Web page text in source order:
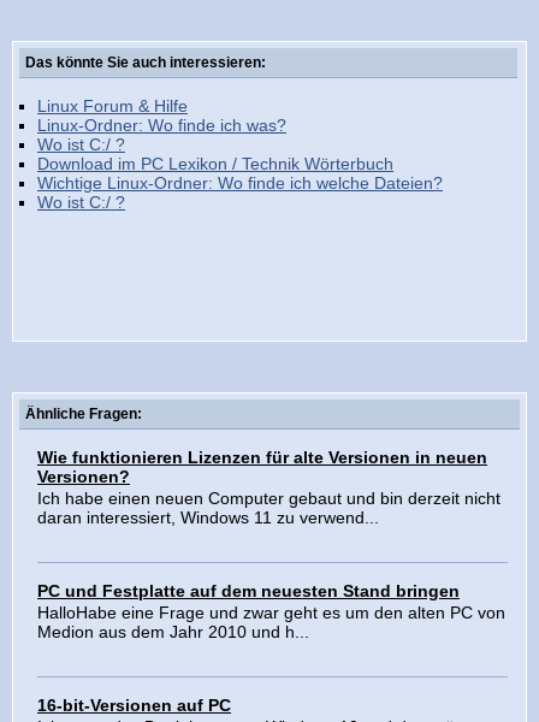
Das könnte Sie auch interessieren:
Linux Forum & Hilfe
Linux-Ordner: Wo finde ich was?
Wo ist C:/ ?
Download im PC Lexikon / Technik Wörterbuch
Wichtige Linux-Ordner: Wo finde ich welche Dateien?
Wo ist C:/ ?
Ähnliche Fragen:
Wie funktionieren Lizenzen für alte Versionen in neuen
Versionen?
Ich habe einen neuen Computer gebaut und bin derzeit nicht
daran interessiert, Windows 11 zu verwend...
PC und Festplatte auf dem neuesten Stand bringen
HalloHabe eine Frage und zwar geht es um den alten PC von
Medion aus dem Jahr 2010 und h...
16-bit-Versionen auf PC